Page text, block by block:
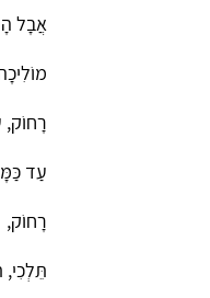
אֲבָל
עַד
רָחוֹק,
תֵּלְכִי,